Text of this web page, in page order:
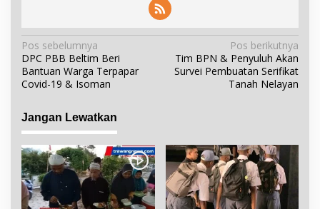
N
a
v
g
a
s
i
p
o
Pos sebelumnya
DPC PBB Beltim Beri
Bantuan Warga Terpapar
Covid-19 & Isoman
Pos berikutnya
Tim BPN & Penyuluh Akan
Survei Pembuatan Serifikat
Tanah Nelayan
Jangan Lewatkan